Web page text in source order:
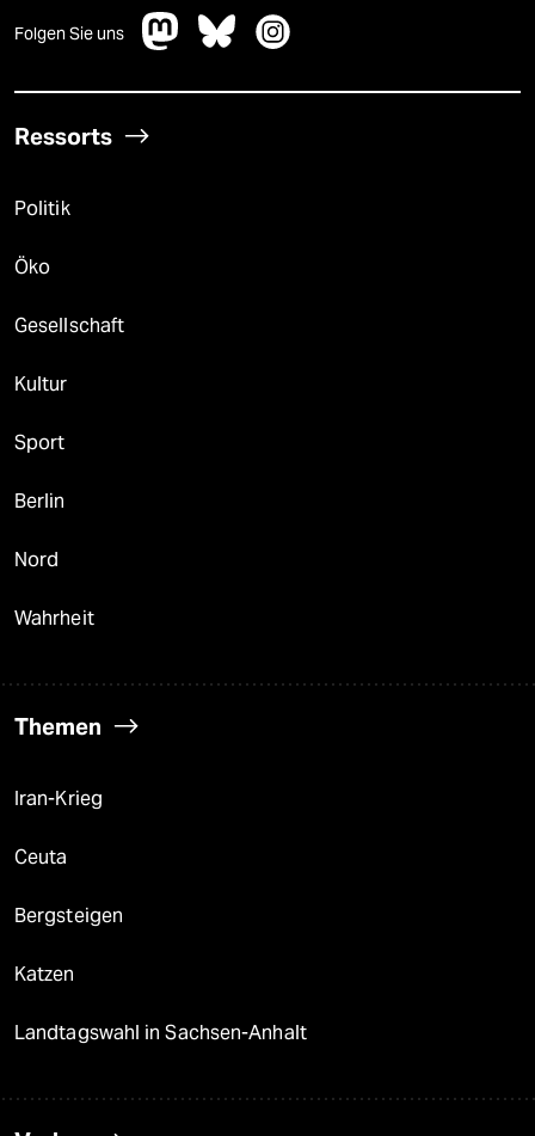
Folgen Sie uns
Ressorts
Politik
Öko
Gesellschaft
Kultur
Sport
Berlin
Nord
Wahrheit
Themen
Iran-Krieg
Ceuta
Bergsteigen
Katzen
Landtagswahl in Sachsen-Anhalt